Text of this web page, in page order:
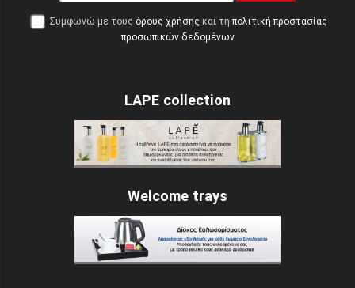
Συμφωνώ με τους όρους χρήσης και τη πολιτική προστασίας
προσωπικών δεδομένων
LAPE collection
Welcome trays